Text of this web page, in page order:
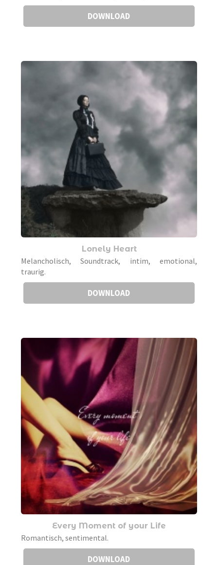
DOWNLOAD
Lonely Heart
Melancholisch, Soundtrack, intim, emotional,
traurig.
DOWNLOAD
Every Moment of your Life
Romantisch, sentimental.
DOWNLOAD